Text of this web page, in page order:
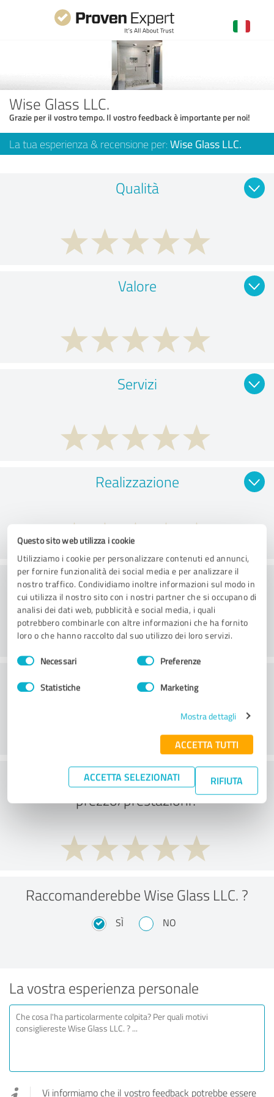
Questo sito web utilizza i cookie
Utilizziamo i cookie per personalizzare contenuti ed annunci,
per fornire funzionalità dei social media e per analizzare il
nostro traffico. Condividiamo inoltre informazioni sul modo in
cui utilizza il nostro sito con i nostri partner che si occupano di
analisi dei dati web, pubblicità e social media, i quali
potrebbero combinarle con altre informazioni che ha fornito
loro o che hanno raccolto dal suo utilizzo dei loro servizi.
Selezione
del
Necessari Preferenze
Statistiche Marketing
Mostra dettagli
ACCETTA TUTTI
ACCETTA SELEZIONATI RIFIUTA
Wise Glass LLC.
Grazie per il vostro tempo. Il vostro feedback è importante per noi!
La tua esperienza & recensione per: Wise Glass LLC.
Qualità
Valore
Servizi
Realizzazione
Consulenza
Servizio clienti
Cosa ne pensate del rapporto
prezzo/prestazioni?
Raccomanderebbe Wise Glass LLC. ?
SÌ NO
La vostra esperienza personale
Vi informiamo che il vostro feedback potrebbe essere